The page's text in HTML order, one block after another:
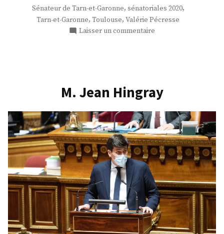
Sénateur de Tarn-et-Garonne, sénatoriales 2020,
Tarn-et-Garonne, Toulouse, Valérie Pécresse
Laisser un commentaire
M. Jean Hingray